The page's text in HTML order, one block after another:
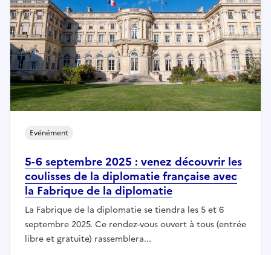
5-6 septembre 2025 : venez découvrir les
coulisses de la diplomatie française avec
la Fabrique de la diplomatie
Evénément
La Fabrique de la diplomatie se tiendra les 5 et 6
septembre 2025. Ce rendez-vous ouvert à tous (entrée
libre et gratuite) rassemblera...